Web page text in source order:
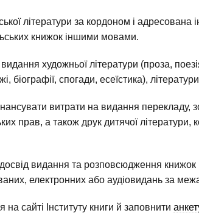
літератури за кордоном і адресована
книжок іншими мовами.
художньої літератури (проза,
біографії, спогади, есеїстика),
витрати на видання перекладу,
прав, а також друк дитячої літератури,
видання та розповсюдження
електронних або аудіовидань за
сайті Інституту книги й заповнити